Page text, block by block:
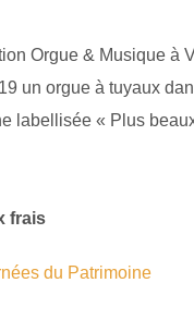
Orgue & Musique à
un orgue à tuyaux
labellisée « Plus
frais